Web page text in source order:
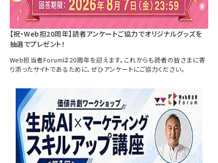
【祝・Web担20周年】読者アンケートご協力でオリジナルグッズを
抽選でプレゼント！
Web担当者Forumは20周年を迎えます。これからも読者の皆さまに寄
り添ったサイトであるために、ぜひアンケートにご協力ください。